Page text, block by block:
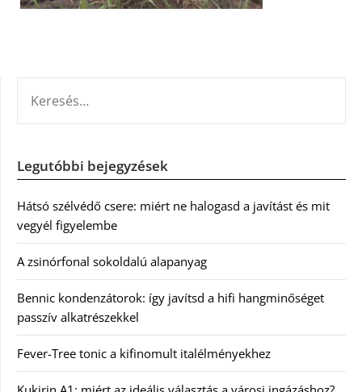
Legutóbbi bejegyzések
Hátsó szélvédő csere: miért ne halogasd a javítást és mit
vegyél figyelembe
A zsinórfonal sokoldalú alapanyag
Bennic kondenzátorok: így javítsd a hifi hangminőséget
passzív alkatrészekkel
Fever-Tree tonic a kifinomult italélményekhez